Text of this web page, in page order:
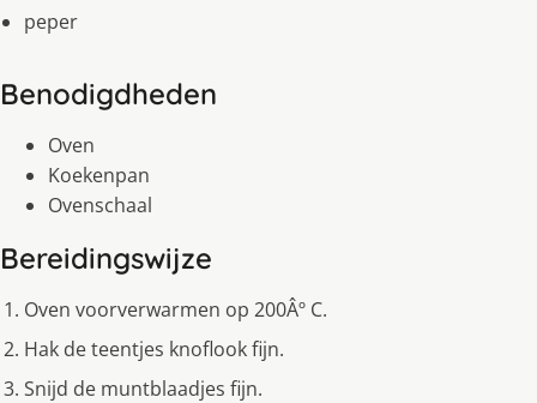
peper
Benodigdheden
Oven
Koekenpan
Ovenschaal
Bereidingswijze
Oven voorverwarmen op 200Âº C.
Hak de teentjes knoflook fijn.
Snijd de muntblaadjes fijn.